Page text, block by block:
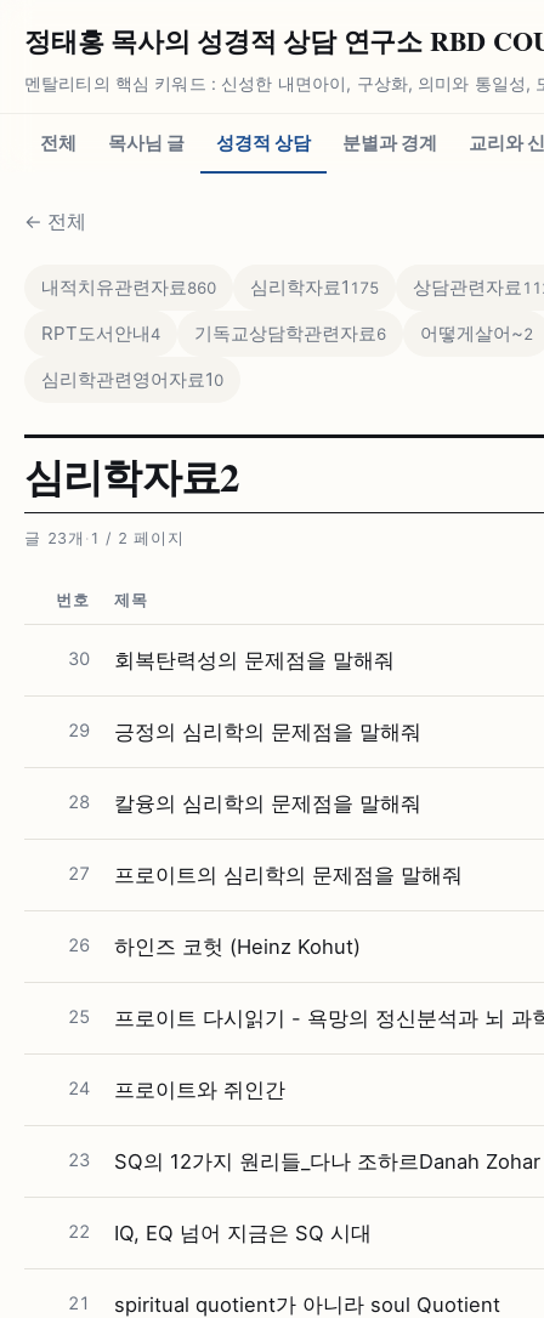
정태홍 목사의 성경적 상담 연구소 RBD
멘탈리티의 핵심 키워드 : 신성한 내면아이, 구상화, 의미와 통일성,
전체 목사님 글 성경적 상담 분별과 경계 교리와
← 전체
내적치유관련자료860 심리학자료1 175 상담관련자료
RPT도서안내4 기독교상담학관련자료6 어떻게살어~2
심리학관련영어자료10
심리학자료2
글 23개 · 1 / 2 페이지
번호 제목
30 회복탄력성의 문제점을 말해줘
29 긍정의 심리학의 문제점을 말해줘
28 칼융의 심리학의 문제점을 말해줘
27 프로이트의 심리학의 문제점을 말해줘
26 하인즈 코헛 (Heinz Kohut)
25 프로이트 다시읽기 - 욕망의 정신분석과 뇌 과
24 프로이트와 쥐인간
23 SQ의 12가지 원리들_다나 조하르Danah Zohar
22 IQ, EQ 넘어 지금은 SQ 시대
21 spiritual quotient가 아니라 soul Quotient